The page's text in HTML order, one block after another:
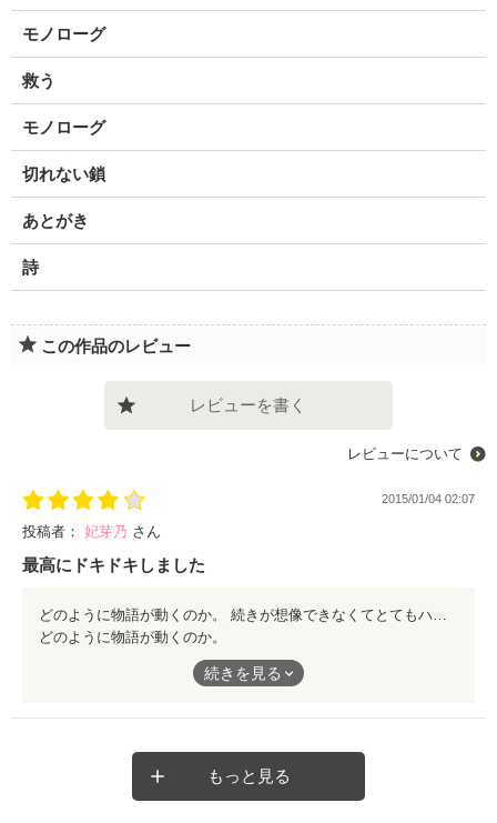
モノローグ
救う
モノローグ
切れない鎖
あとがき
詩
この作品のレビュー
レビューを書く
レビューについて
2015/01/04 02:07
投稿者： 妃芽乃 さん
最高にドキドキしました
どのように物語が動くのか。
続きが想像できなくてとてもハラハラする作品でした。
続きを見る
もっと見る